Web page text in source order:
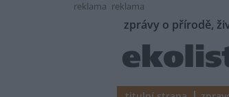
reklama reklama
zprávy o přírodě,